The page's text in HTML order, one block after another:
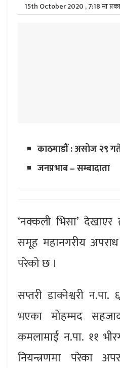
15th October 2020 , 7:18 मा
काठमाडौं : असोज २९ गते
जनप्रभाब – सम्बादाता
‘नक्कली भिसा’
समूह महानगरीय
परेको छ ।
सप्तरी डाक्नेश्वरी
भएका मोहम्मद
कमलामाई न.पा. ११
नियन्त्रणमा परेका